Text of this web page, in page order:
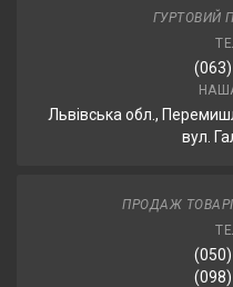
ГУРТОВИЙ
Львівська обл.,
вул.
ПРОДАЖ
(050)